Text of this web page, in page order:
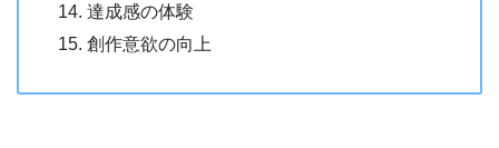
達成感の体験
創作意欲の向上